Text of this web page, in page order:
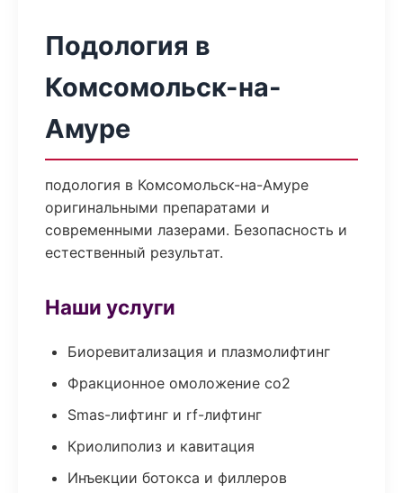
Подология в
Комсомольск-на-
Амуре
подология в Комсомольск-на-Амуре
оригинальными препаратами и
современными лазерами. Безопасность и
естественный результат.
Наши услуги
Биоревитализация и плазмолифтинг
Фракционное омоложение co2
Smas-лифтинг и rf-лифтинг
Криолиполиз и кавитация
Инъекции ботокса и филлеров